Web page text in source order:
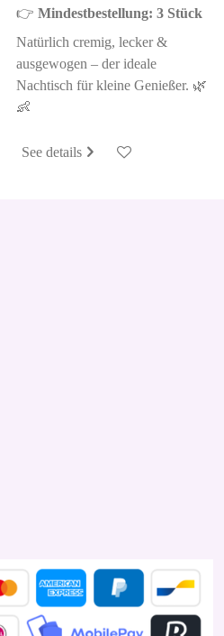
👉 Mindestbestellung: 3 Stück
Natürlich cremig, lecker &
ausgewogen – der ideale
Nachtisch für kleine Genießer. 🌿
👶
See details